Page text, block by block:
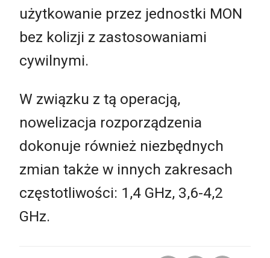
użytkowanie przez jednostki MON
bez kolizji z zastosowaniami
cywilnymi.
W związku z tą operacją,
nowelizacja rozporządzenia
dokonuje również niezbędnych
zmian także w innych zakresach
częstotliwości: 1,4 GHz, 3,6-4,2
GHz.